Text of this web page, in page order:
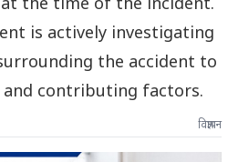
the time of the incident.
is actively investigating
the accident to
and contributing factors.
विज्ञापन